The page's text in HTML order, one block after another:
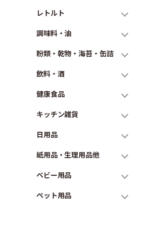
レトルト
調味料・油
粉類・乾物・海苔・缶詰
飲料・酒
健康食品
キッチン雑貨
日用品
紙用品・生理用品他
ベビー用品
ペット用品